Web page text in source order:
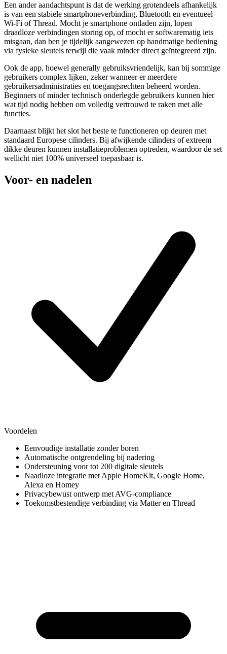
Een ander aandachtspunt is dat de werking grotendeels afhankelijk
is van een stabiele smartphoneverbinding, Bluetooth en eventueel
Wi-Fi of Thread. Mocht je smartphone ontladen zijn, lopen
draadloze verbindingen storing op, of mocht er softwarematig iets
misgaan, dan ben je tijdelijk aangewezen op handmatige bediening
via fysieke sleutels terwijl die vaak minder direct geïntegreerd zijn.
Ook de app, hoewel generally gebruiksvriendelijk, kan bij sommige
gebruikers complex lijken, zeker wanneer er meerdere
gebruikersadministraties en toegangsrechten beheerd worden.
Beginners of minder technisch onderlegde gebruikers kunnen hier
wat tijd nodig hebben om volledig vertrouwd te raken met alle
functies.
Daarnaast blijkt het slot het beste te functioneren op deuren met
standaard Europese cilinders. Bij afwijkende cilinders of extreem
dikke deuren kunnen installatieproblemen optreden, waardoor de set
wellicht niet 100% universeel toepasbaar is.
Voor- en nadelen
Voordelen
Eenvoudige installatie zonder boren
Automatische ontgrendeling bij nadering
Ondersteuning voor tot 200 digitale sleutels
Naadloze integratie met Apple HomeKit, Google Home,
Alexa en Homey
Privacybewust ontwerp met AVG-compliance
Toekomstbestendige verbinding via Matter en Thread